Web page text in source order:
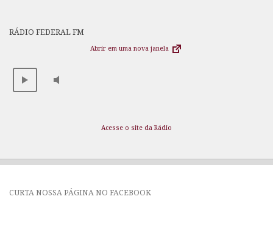
RÁDIO FEDERAL FM
Abrir em uma nova janela
Acesse o site da Rádio
CURTA NOSSA PÁGINA NO FACEBOOK